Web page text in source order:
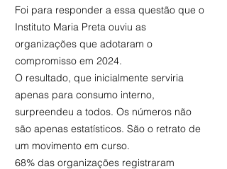
Foi para responder a essa questão que o
Instituto Maria Preta ouviu as
organizações que adotaram o
compromisso em 2024.
O resultado, que inicialmente serviria
apenas para consumo interno,
surpreendeu a todos. Os números não
são apenas estatísticos. São o retrato de
um movimento em curso.
68% das organizações registraram